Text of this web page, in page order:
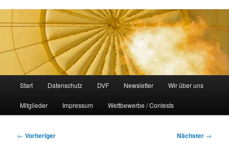
Start Datenschutz DVF Newsletter Wir über uns
Mitglieder Impressum Wettbewerbe / Contests
Beitragsnavigation
← Vorheriger Nächster →